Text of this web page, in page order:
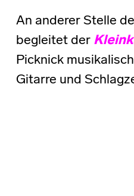
An anderer Stelle
begleitet der
Picknick
Gitarre und